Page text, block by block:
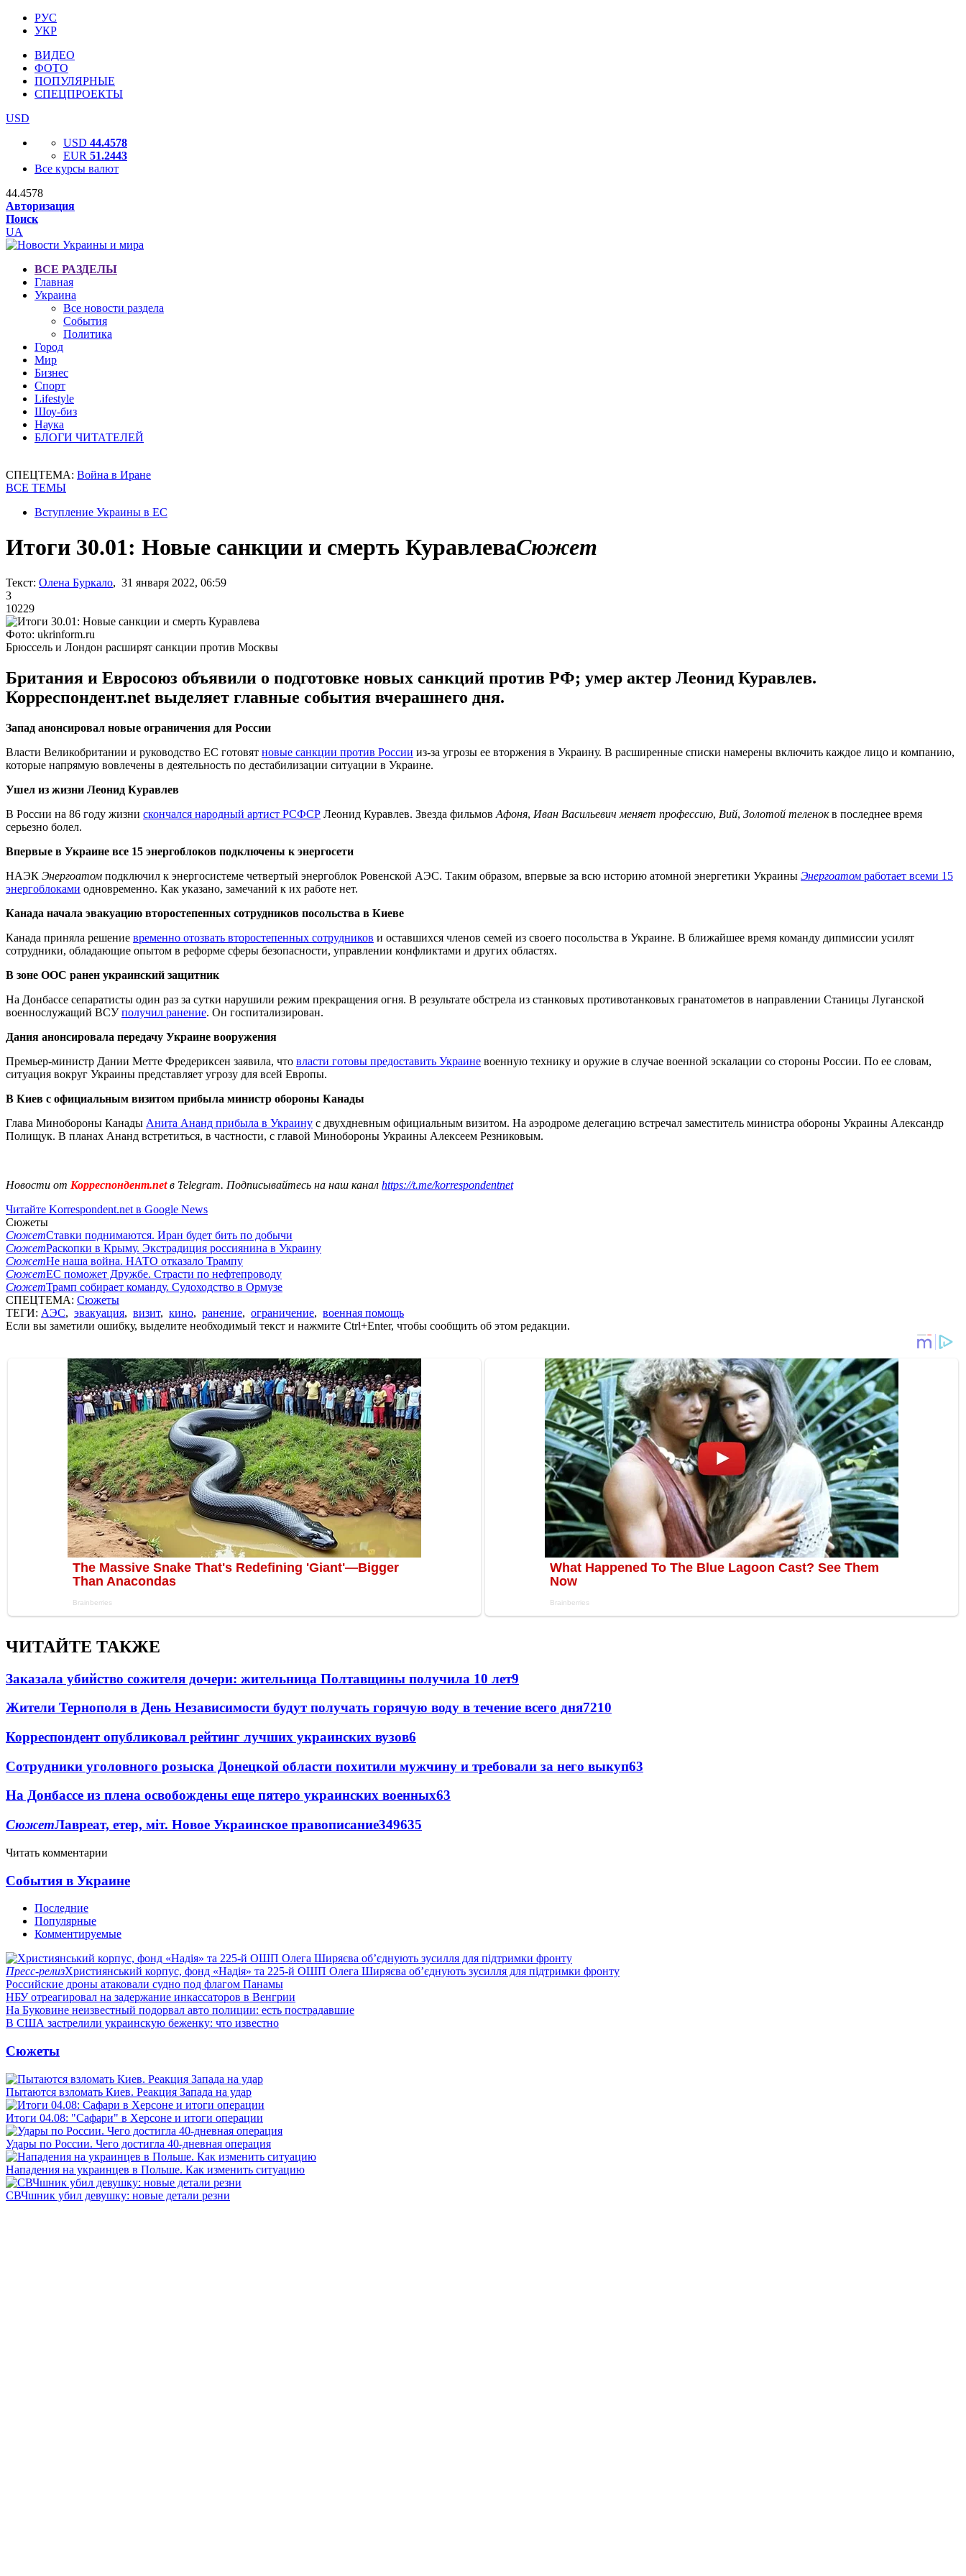
РУС
УКР
ВИДЕО
ФОТО
ПОПУЛЯРНЫЕ
СПЕЦПРОЕКТЫ
USD
USD 44.4578
EUR 51.2443
Все курсы валют
44.4578
Авторизация
Поиск
UA
ВСЕ РАЗДЕЛЫ
Главная
Украина
Все новости раздела
События
Политика
Город
Мир
Бизнес
Спорт
Lifestyle
Шоу-биз
Наука
БЛОГИ ЧИТАТЕЛЕЙ
СПЕЦТЕМА: Война в Иране
ВСЕ ТЕМЫ
Вступление Украины в ЕС
Итоги 30.01: Новые санкции и смерть КуравлеваСюжет
Текст: Олена Буркало, 31 января 2022, 06:59
3
10229
Фото: ukrinform.ru
Брюссель и Лондон расширят санкции против Москвы
Британия и Евросоюз объявили о подготовке новых санкций против РФ; умер актер Леонид Куравлев.
Корреспондент.net выделяет главные события вчерашнего дня.
Запад анонсировал новые ограничения для России
Власти Великобритании и руководство ЕС готовят новые санкции против России из-за угрозы ее вторжения в Украину. В расширенные списки намерены включить каждое лицо и компанию,
которые напрямую вовлечены в деятельность по дестабилизации ситуации в Украине.
Ушел из жизни Леонид Куравлев
В России на 86 году жизни скончался народный артист РСФСР Леонид Куравлев. Звезда фильмов Афоня, Иван Васильевич меняет профессию, Вий, Золотой теленокв последнее время
серьезно болел.
Впервые в Украине все 15 энергоблоков подключены к энергосети
НАЭК Энергоатом подключил к энергосистеме четвертый энергоблок Ровенской АЭС. Таким образом, впервые за всю историю атомной энергетики Украины Энергоатом работает всеми 15
энергоблоками одновременно. Как указано, замечаний к их работе нет.
Канада начала эвакуацию второстепенных сотрудников посольства в Киеве
Канада приняла решение временно отозвать второстепенных сотрудников и оставшихся членов семей из своего посольства в Украине. В ближайшее время команду дипмиссии усилят
сотрудники, обладающие опытом в реформе сферы безопасности, управлении конфликтами и других областях.
В зоне ООС ранен украинский защитник
На Донбассе сепаратисты один раз за сутки нарушили режим прекращения огня. В результате обстрела из станковых противотанковых гранатометов в направлении Станицы Луганской
военнослужащий ВСУполучил ранение. Он госпитализирован.
Дания анонсировала передачу Украине вооружения
Премьер-министр Дании Метте Фредериксен заявила, что власти готовы предоставить Украине военную технику и оружие в случае военной эскалации со стороны России. По ее словам,
ситуация вокруг Украины представляет угрозу для всей Европы.
В Киев с официальным визитом прибыла министр обороны Канады
Глава Минобороны Канады Анита Ананд прибыла в Украину с двухдневным официальным визитом. На аэродроме делегацию встречал заместитель министра обороны Украины Александр
Полищук. В планах Ананд встретиться, в частности, с главой Минобороны Украины Алексеем Резниковым.
Новости от Корреспондент.netв Telegram. Подписывайтесь на наш канал https://t.me/korrespondentnet
Читайте Korrespondent.net в Google News
Сюжеты
СюжетСтавки поднимаются. Иран будет бить по добычи
СюжетРаскопки в Крыму. Экстрадиция россиянина в Украину
СюжетНе наша война. НАТО отказало Трампу
СюжетЕС поможет Дружбе. Страсти по нефтепроводу
СюжетТрамп собирает команду. Судоходство в Ормузе
СПЕЦТЕМА: Сюжеты
ТЕГИ: АЭС, эвакуация, визит, кино, ранение, ограничение, военная помощь
Если вы заметили ошибку, выделите необходимый текст и нажмите Ctrl+Enter, чтобы сообщить об этом редакции.
ЧИТАЙТЕ ТАКЖЕ
Заказала убийство сожителя дочери: жительница Полтавщины получила 10 лет9
Жители Тернополя в День Независимости будут получать горячую воду в течение всего дня7210
Корреспондент опубликовал рейтинг лучших украинских вузов6
Сотрудники уголовного розыска Донецкой области похитили мужчину и требовали за него выкуп63
На Донбассе из плена освобождены еще пятеро украинских военных63
СюжетЛавреат, етер, міт. Новое Украинское правописание349635
Читать комментарии
События в Украине
Последние
Популярные
Комментируемые
Пресс-релизХристиянський корпус, фонд «Надія» та 225-й ОШП Олега Ширяєва об’єднують зусилля для підтримки фронту
Российские дроны атаковали судно под флагом Панамы
НБУ отреагировал на задержание инкассаторов в Венгрии
На Буковине неизвестный подорвал авто полиции: есть пострадавшие
В США застрелили украинскую беженку: что известно
Сюжеты
Пытаются взломать Киев. Реакция Запада на удар
Итоги 04.08: "Сафари" в Херсоне и итоги операции
Удары по России. Чего достигла 40-дневная операция
Нападения на украинцев в Польше. Как изменить ситуацию
СВЧшник убил девушку: новые детали резни